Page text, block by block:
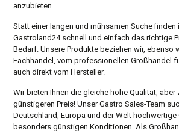
anzubieten.
Statt einer langen und mühsamen Suche finden
Gastroland24 schnell und einfach das richtige
Bedarf. Unsere Produkte beziehen wir, ebenso
Fachhandel, vom professionellen Großhandel
auch direkt vom Hersteller.
Wir bieten Ihnen die gleiche hohe Qualität, aber
günstigeren Preis! Unser Gastro Sales-Team
Deutschland, Europa und der Welt
besonders günstigen Konditionen. Als